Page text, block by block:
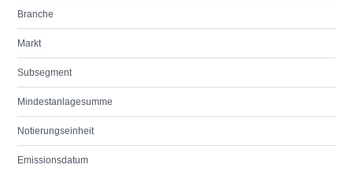
Branche
Markt
Subsegment
Mindestanlagesumme
Notierungseinheit
Emissionsdatum